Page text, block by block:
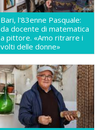
Bari, l'83enne Pasquale:
da docente di matematica
a pittore. «Amo ritrarre i
volti delle donne»